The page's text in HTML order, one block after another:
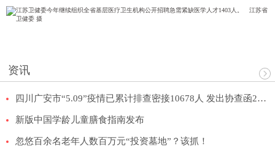
资讯
四川广安市“5.09”疫情已累计排查密接10678人 发出协查函215份
新版中国学龄儿童膳食指南发布
忽悠百余名老年人数百万元“投资墓地”？该抓！